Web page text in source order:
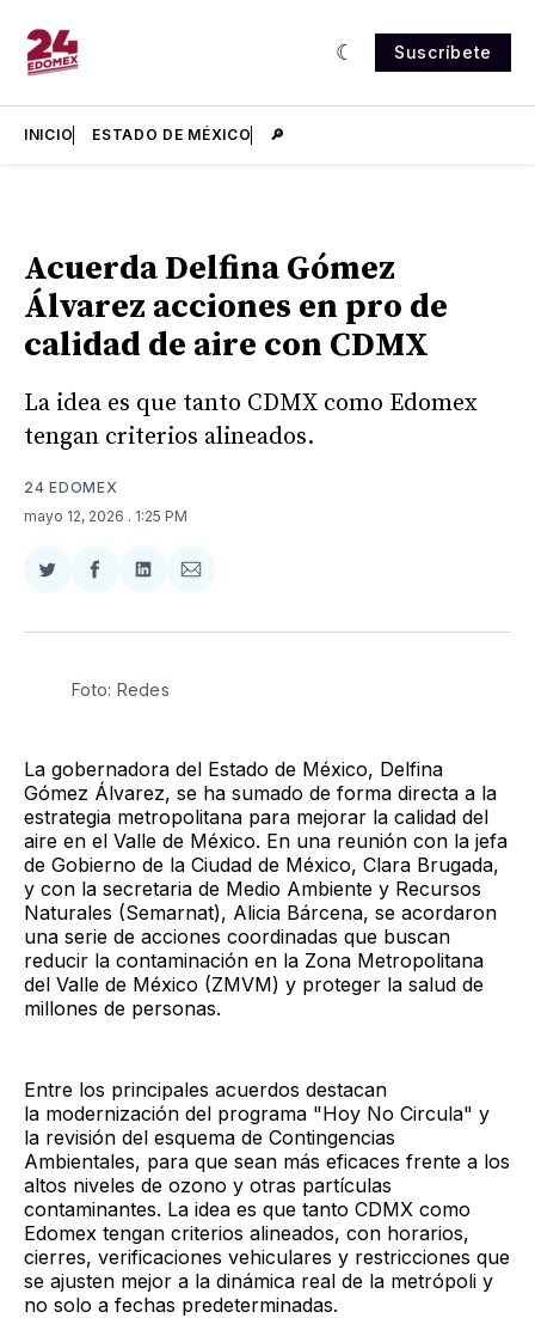
Suscríbete
INICIO ESTADO DE MÉXICO 🔎
Acuerda Delfina Gómez
Álvarez acciones en pro de
calidad de aire con CDMX
La idea es que tanto CDMX como Edomex
tengan criterios alineados.
24 EDOMEX
mayo 12, 2026 . 1:25 PM
Compartir
Twitter
Compartir
Facebook
Compartir
LinkedIn
Compartir
Email
Foto: Redes
La gobernadora del Estado de México, Delfina
Gómez Álvarez, se ha sumado de forma directa a la
estrategia metropolitana para mejorar la calidad del
aire en el Valle de México. En una reunión con la jefa
de Gobierno de la Ciudad de México, Clara Brugada,
y con la secretaria de Medio Ambiente y Recursos
Naturales (Semarnat), Alicia Bárcena, se acordaron
una serie de acciones coordinadas que buscan
reducir la contaminación en la Zona Metropolitana
del Valle de México (ZMVM) y proteger la salud de
millones de personas.
Entre los principales acuerdos destacan
la modernización del programa "Hoy No Circula" y
la revisión del esquema de Contingencias
Ambientales, para que sean más eficaces frente a los
altos niveles de ozono y otras partículas
contaminantes. La idea es que tanto CDMX como
Edomex tengan criterios alineados, con horarios,
cierres, verificaciones vehiculares y restricciones que
se ajusten mejor a la dinámica real de la metrópoli y
no solo a fechas predeterminadas.